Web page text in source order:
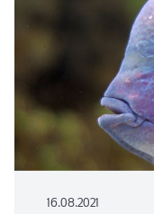
16.08.2021